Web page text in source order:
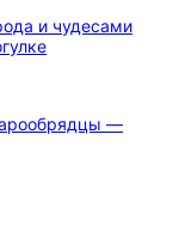
и чудесами